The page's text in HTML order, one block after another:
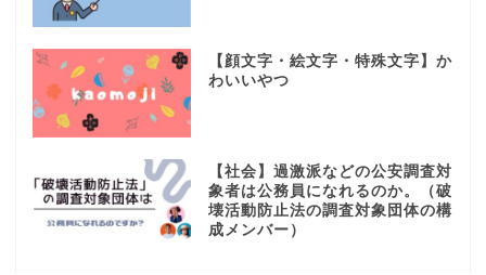
【顔文字・絵文字・特殊文字】か
わいいやつ
【社会】過激派などの公安調査対
象者は公務員になれるのか。（破
壊活動防止法の調査対象団体の構
成メンバー）